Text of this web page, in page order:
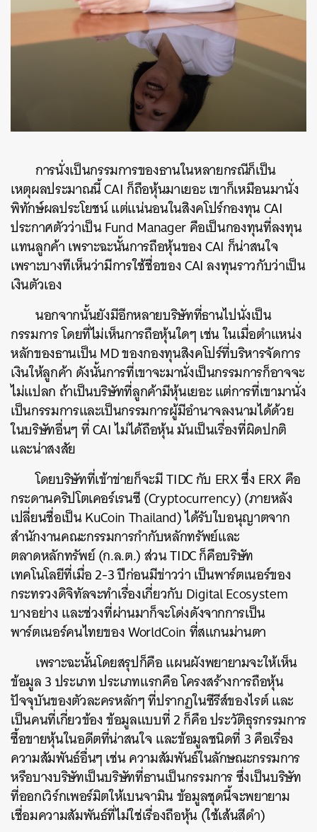
การนั่งเป็นกรรมการของธานในหลายกรณีก็เป็น
เหตุผลประมาณนี้ CAI ก็ถือหุ้นมาเยอะ เขาก็เหมือนมานั่ง
พิทักษ์ผลประโยชน์ แต่แน่นอนในสิงคโปร์กองทุน CAI
ประกาศตัวว่าเป็น Fund Manager คือเป็นกองทุนที่ลงทุน
แทนลูกค้า เพราะฉะนั้นการถือหุ้นของ CAI ก็น่าสนใจ
เพราะบางทีเห็นว่ามีการใช้ชื่อของ CAI ลงทุนราวกับว่าเป็น
เงินตัวเอง
นอกจากนั้นยังมีอีกหลายบริษัทที่ธานไปนั่งเป็น
กรรมการ โดยที่ไม่เห็นการถือหุ้นใดๆ เช่น ในเมื่อตำแหน่ง
หลักของธานเป็น MD ของกองทุนสิงคโปร์ที่บริหารจัดการ
เงินให้ลูกค้า ดังนั้นการที่เขาจะมานั่งเป็นกรรมการก็อาจจะ
ไม่แปลก ถ้าเป็นบริษัทที่ลูกค้ามีหุ้นเยอะ แต่การที่เขามานั่ง
เป็นกรรมการและเป็นกรรมการผู้มีอำนาจลงนามได้ด้วย
ในบริษัทอื่นๆ ที่ CAI ไม่ได้ถือหุ้น มันเป็นเรื่องที่ผิดปกติ
และน่าสงสัย
โดยบริษัทที่เข้าข่ายก็จะมี TIDC กับ ERX ซึ่ง ERX คือ
กระดานคริปโตเคอร์เรนซี (Cryptocurrency) (ภายหลัง
เปลี่ยนชื่อเป็น KuCoin Thailand) ได้รับใบอนุญาตจาก
สำนักงานคณะกรรมการกำกับหลักทรัพย์และ
ตลาดหลักทรัพย์ (ก.ล.ต.) ส่วน TIDC ก็คือบริษัท
เทคโนโลยีที่เมื่อ 2-3 ปีก่อนมีข่าวว่า เป็นพาร์ตเนอร์ของ
กระทรวงดิจิทัลจะทำเรื่องเกี่ยวกับ Digital Ecosystem
บางอย่าง และช่วงที่ผ่านมาก็จะโด่งดังจากการเป็น
พาร์ตเนอร์คนไทยของ WorldCoin ที่สแกนม่านตา
เพราะฉะนั้นโดยสรุปก็คือ แผนผังพยายามจะให้เห็น
ข้อมูล 3 ประเภท ประเภทแรกคือ โครงสร้างการถือหุ้น
ปัจจุบันของตัวละครหลักๆ ที่ปรากฏในซีรีส์ของไรต์ และ
เป็นคนที่เกี่ยวข้อง ข้อมูลแบบที่ 2 ก็คือ ประวัติธุรกรรมการ
ซื้อขายหุ้นในอดีตที่น่าสนใจ และข้อมูลชนิดที่ 3 คือเรื่อง
ความสัมพันธ์อื่นๆ เช่น ความสัมพันธ์ในลักษณะกรรมการ
หรือบางบริษัทเป็นบริษัทที่ธานเป็นกรรมการ ซึ่งเป็นบริษัท
ที่ออกเวิร์กเพอร์มิตให้เบนจามิน ข้อมูลชุดนี้จะพยายาม
เชื่อมความสัมพันธ์ที่ไม่ใช่เรื่องถือหุ้น (ใช้เส้นสีดำ)